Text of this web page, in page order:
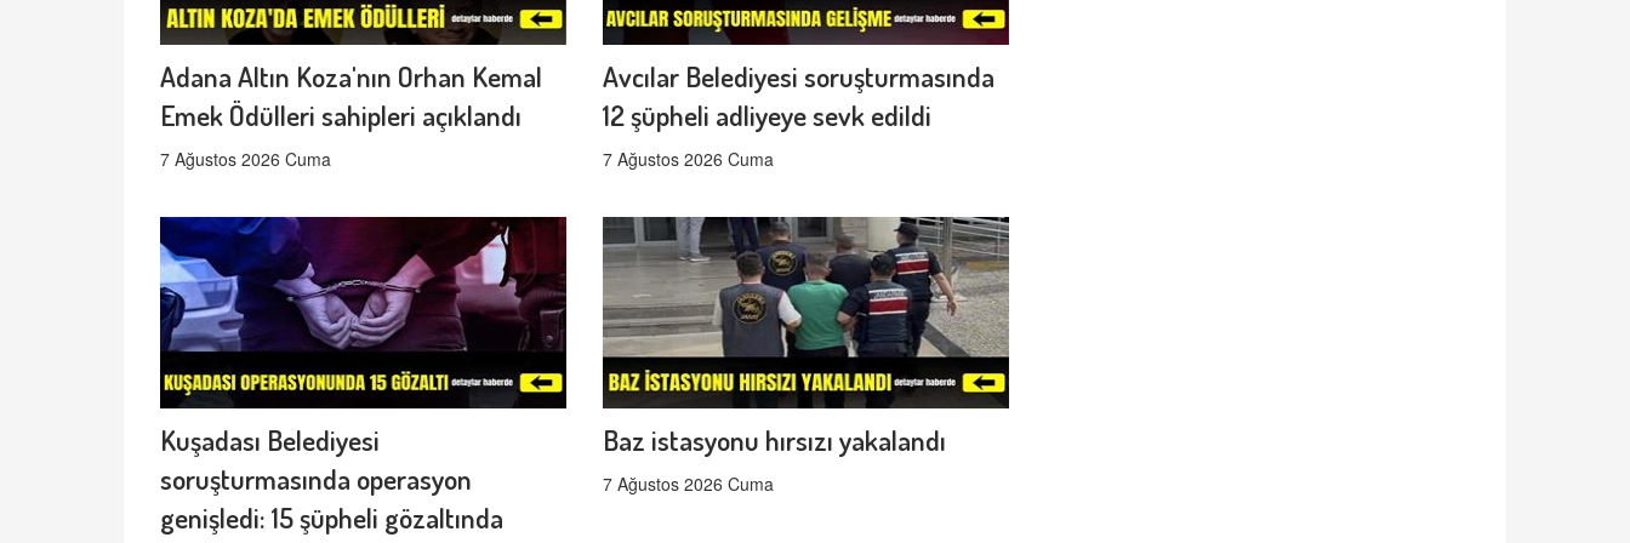
Adana Altın Koza'nın Orhan Kemal
Emek Ödülleri sahipleri açıklandı
7 Ağustos 2026 Cuma
Avcılar Belediyesi soruşturmasında
12 şüpheli adliyeye sevk edildi
7 Ağustos 2026 Cuma
Kuşadası Belediyesi
soruşturmasında operasyon
genişledi: 15 şüpheli gözaltında
Baz istasyonu hırsızı yakalandı
7 Ağustos 2026 Cuma